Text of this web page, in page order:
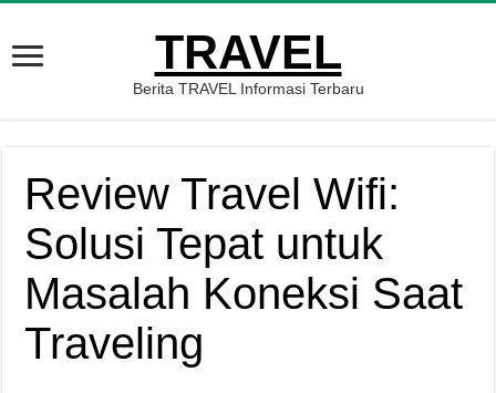
TRAVEL
Berita TRAVEL Informasi Terbaru
Review Travel Wifi:
Solusi Tepat untuk
Masalah Koneksi Saat
Traveling